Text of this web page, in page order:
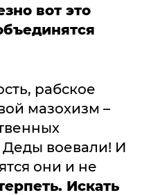
вот это
рабское
мазохизм –
воевали! И
они и не
Искать